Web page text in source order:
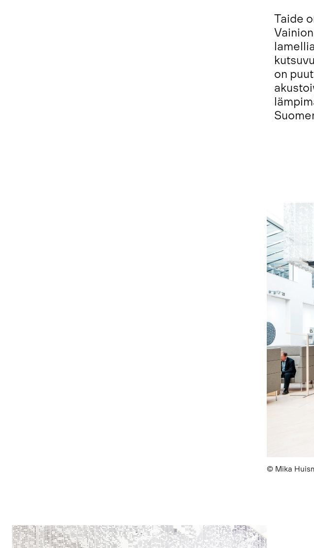
Taide
on
© Mika